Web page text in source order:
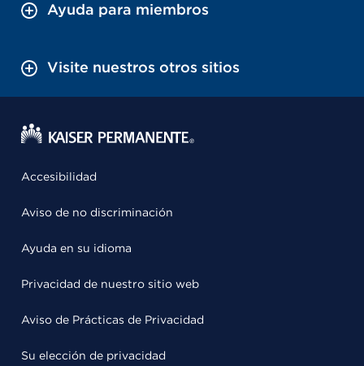
Ayuda para miembros
Visite nuestros otros sitios
Accesibilidad
Aviso de no discriminación
Ayuda en su idioma
Privacidad de nuestro sitio web
Aviso de Prácticas de Privacidad
Su elección de privacidad